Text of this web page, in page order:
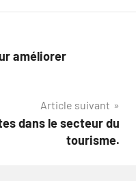
améliorer
Article suivant
dans le secteur du
tourisme.